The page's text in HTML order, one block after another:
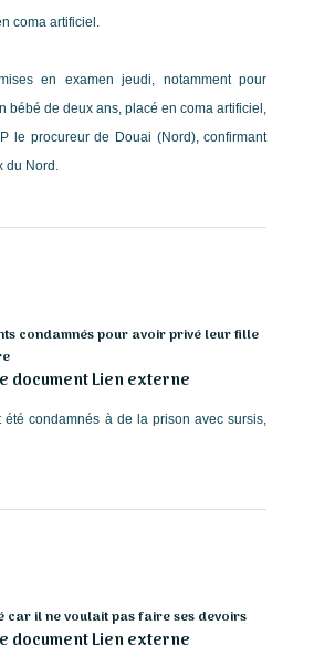
coma artificiel.
en examen jeudi, notamment pour
bébé de deux ans, placé en coma artificiel,
le procureur de Douai (Nord), confirmant
du Nord.
condamnés pour avoir privé leur fille
Lien externe
été condamnés à de la prison avec sursis,
car il ne voulait pas faire ses devoirs
Lien externe